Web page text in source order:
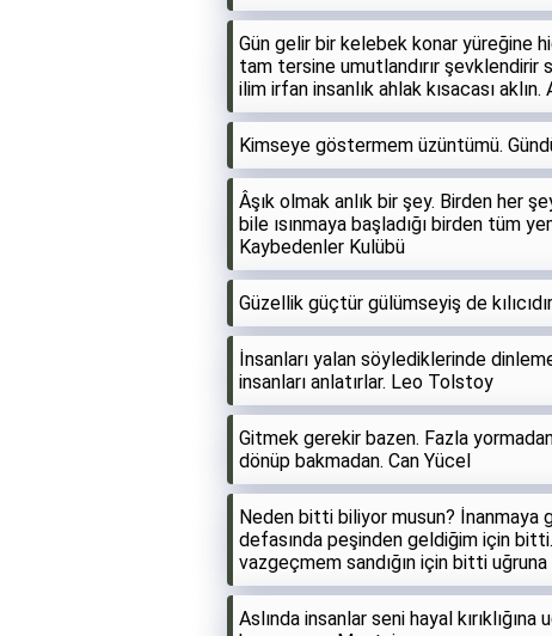
Gün gelir bir kelebek konar yüreğine
tam tersine umutlandırır
ilim irfan insanlık ahlak kısacası
Kimseye göstermem üzüntümü.
Âşık olmak anlık bir şey. Birden her
bile ısınmaya başladığı birden tüm
Kaybedenler Kulübü
Güzellik güçtür gülümseyiş de
İnsanları yalan söylediklerinde
insanları anlatırlar. Leo Tolstoy
Gitmek gerekir bazen. Fazla
dönüp bakmadan. Can Yücel
Neden bitti biliyor musun? İnanmaya
defasında peşinden geldiğim için
vazgeçmem sandığın için bitti
Aslında insanlar seni hayal